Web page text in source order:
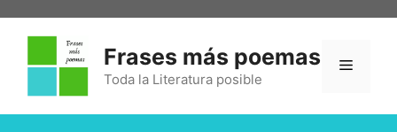
Frases más poemas
Toda la Literatura posible